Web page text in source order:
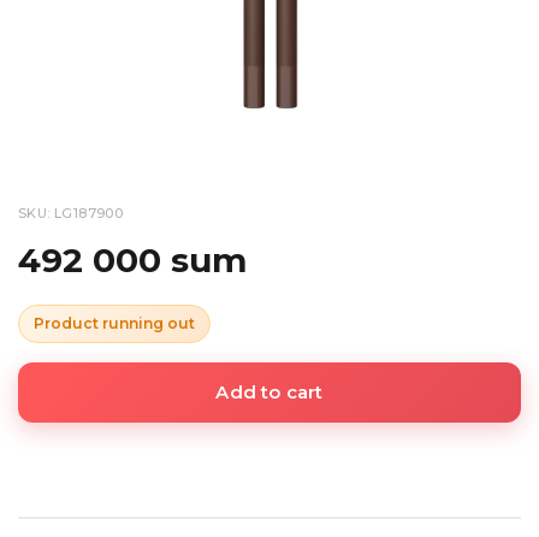
SKU: LG187900
492 000 sum
Product running out
Add to cart